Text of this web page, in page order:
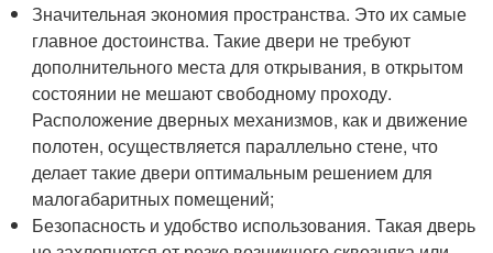
Значительная экономия пространства. Это их самые
главное достоинства. Такие двери не требуют
дополнительного места для открывания, в открытом
состоянии не мешают свободному проходу.
Расположение дверных механизмов, как и движение
полотен, осуществляется параллельно стене, что
делает такие двери оптимальным решением для
малогабаритных помещений;
Безопасность и удобство использования. Такая дверь